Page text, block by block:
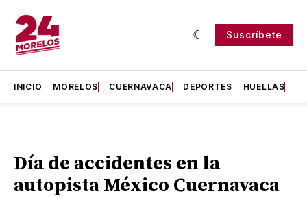
Suscríbete
INICIO MORELOS CUERNAVACA DEPORTES HUELLAS
Día de accidentes en la
autopista México Cuernavaca